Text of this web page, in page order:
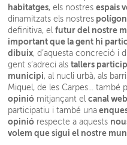
habitatges, els nostresespais
dinamitzats els nostres
definitiva, elfutur del nostre
important que la gent hi
dibuix, d’aquesta concreció i
gent s’adreci alstallers
municipi, al nucli urbà, als
Miquel, de les Carpes... també
opinió mitjançant elcanal web
participatiu i també una
opinió respecte a aquests
volem que sigui el nostre